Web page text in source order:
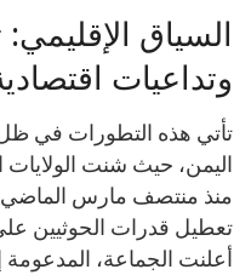
السياق
وتداعيات
تأتي هذه التطورات في
اليمن، حيث شنت الولايات
منذ منتصف مارس الماضي،
تعطيل قدرات الحوثيين
أعلنت الجماعة، المدعومة